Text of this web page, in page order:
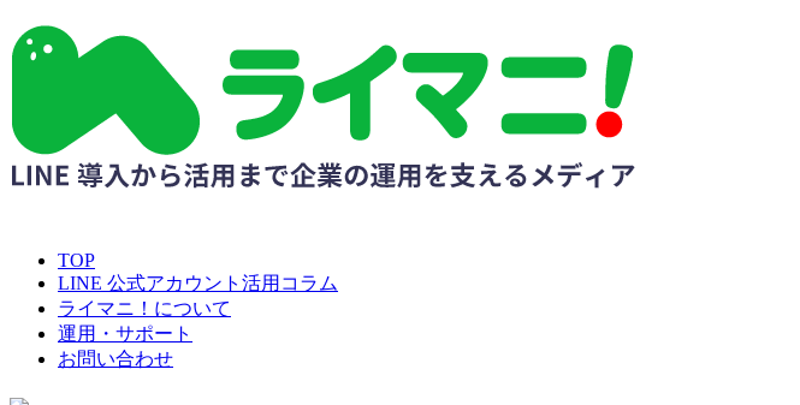
TOP
LINE 公式アカウント活用コラム
ライマニ！について
運用・サポート
お問い合わせ